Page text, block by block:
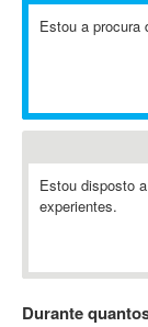
ABBYY
Ableton Live
Abstract
Abstract Window
AC Drives
Estou a procura
Estou disposto
experientes.
Durante